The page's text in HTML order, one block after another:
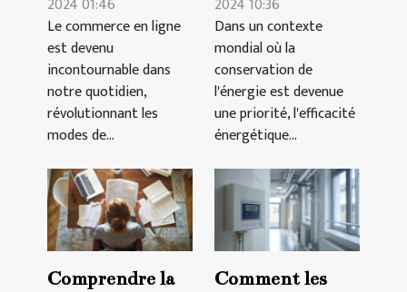
dans l'achat en
ligne
Le commerce en ligne
est devenu
incontournable dans
notre quotidien,
révolutionnant les
modes de...
énergétique
dans
l'immobilier
Dans un contexte
mondial où la
conservation de
l'énergie est devenue
une priorité, l'efficacité
énergétique...
Comprendre la
Comment les